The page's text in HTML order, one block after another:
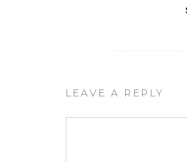
LEAVE A REPLY